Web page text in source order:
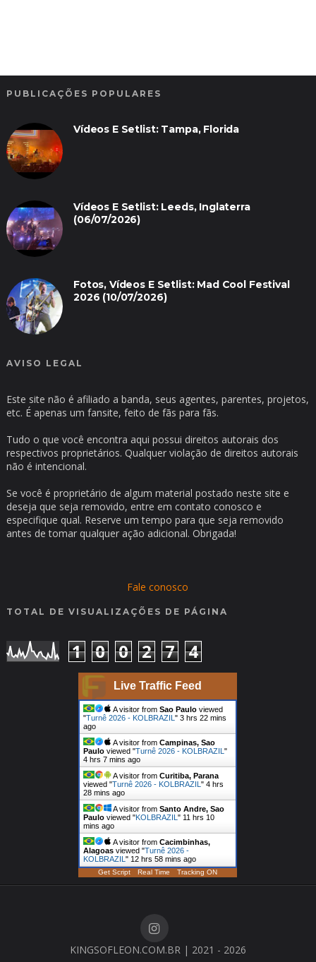
PUBLICAÇÕES POPULARES
Vídeos E Setlist: Tampa, Florida
Vídeos E Setlist: Leeds, Inglaterra
(06/07/2026)
Fotos, Vídeos E Setlist: Mad Cool Festival
2026 (10/07/2026)
AVISO LEGAL
Este site não é afiliado a banda, seus agentes, parentes, projetos,
etc. É apenas um fansite, feito de fãs para fãs.
Tudo o que você encontra aqui possui direitos autorais dos
respectivos proprietários. Qualquer violação de direitos autorais
não é intencional.
Se você é proprietário de algum material postado neste site e
deseja que seja removido, entre em contato conosco e
especifique qual. Reserve um tempo para que seja removido
antes de tomar qualquer ação adicional. Obrigada!
Fale conosco
TOTAL DE VISUALIZAÇÕES DE PÁGINA
1 0 0 2 7 4
Live Traffic Feed
A visitor fromSao Paulo viewed
"Turnê 2026 - KOLBRAZIL"3 hrs 22 mins
ago
A visitor fromCampinas, Sao
Paulo viewed "Turnê 2026 - KOLBRAZIL"
4 hrs 7 mins ago
A visitor fromCuritiba, Parana
viewed "Turnê 2026 - KOLBRAZIL"4 hrs
28 mins ago
A visitor fromSanto Andre, Sao
Paulo viewed "KOLBRAZIL" 11 hrs 10
mins ago
A visitor fromCacimbinhas,
Alagoas viewed "Turnê 2026 -
KOLBRAZIL" 12 hrs 58 mins ago
Get Script Real Time Tracking ON
KINGSOFLEON.COM.BR | 2021 - 2026